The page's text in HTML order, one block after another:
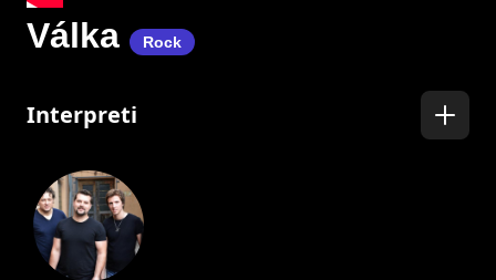
Válka Rock
Interpreti